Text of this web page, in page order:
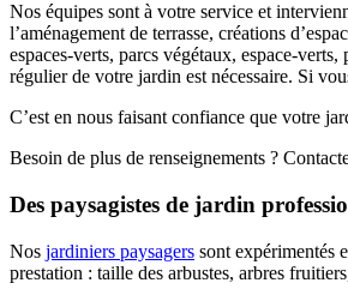
Nos équipes sont à votre service et
l’aménagement de terrasse, créations
espaces-verts, parcs végétaux, espace-
régulier de votre jardin est nécessaire. Si
C’est en nous faisant confiance que votre
Besoin de plus de renseignements ?
Des paysagistes de jardin
Nos jardiniers paysagers sont expérimentés
prestation : taille des arbustes, arbres